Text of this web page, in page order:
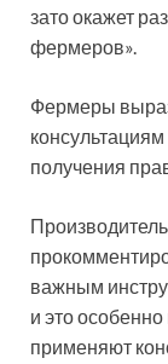
зато окажет
фермеров».
Фермеры
получения
важным
и это
применяют